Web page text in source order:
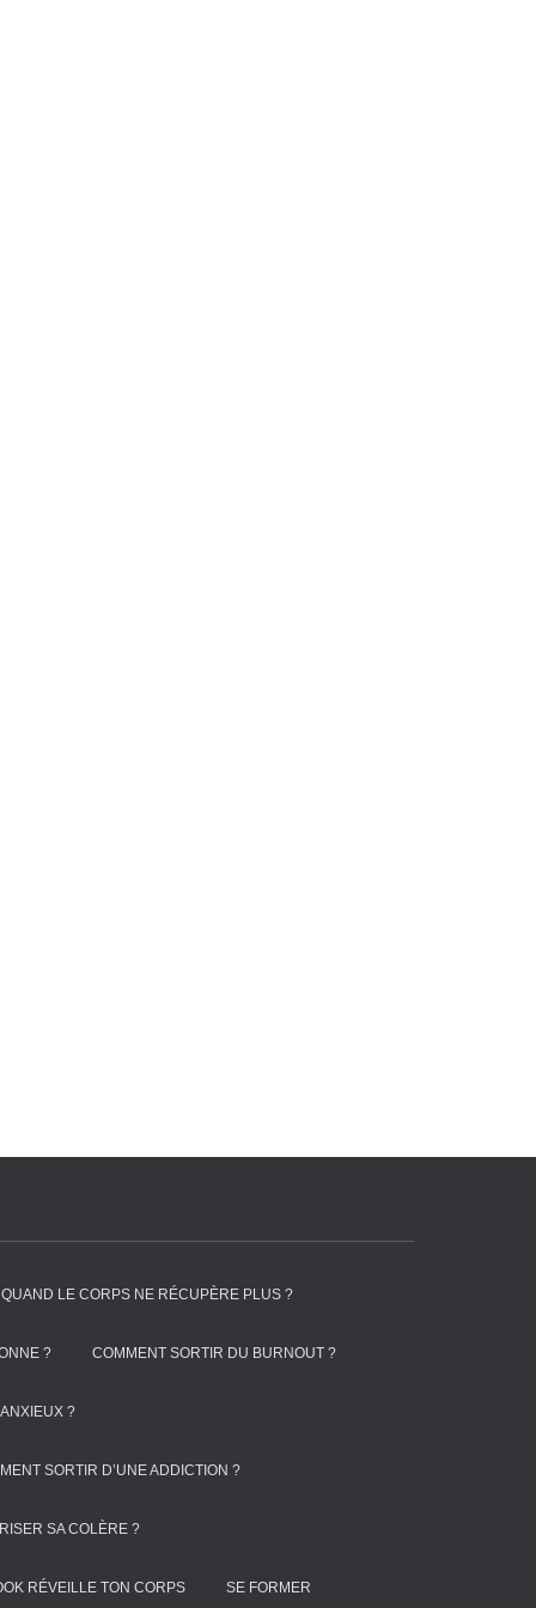
QUAND LE CORPS NE RÉCUPÈRE PLUS ?
? COMMENT SORTIR DU BURNOUT ?
?
SORTIR D’UNE ADDICTION ?
SA COLÈRE ?
RÉVEILLE TON CORPS SE FORMER